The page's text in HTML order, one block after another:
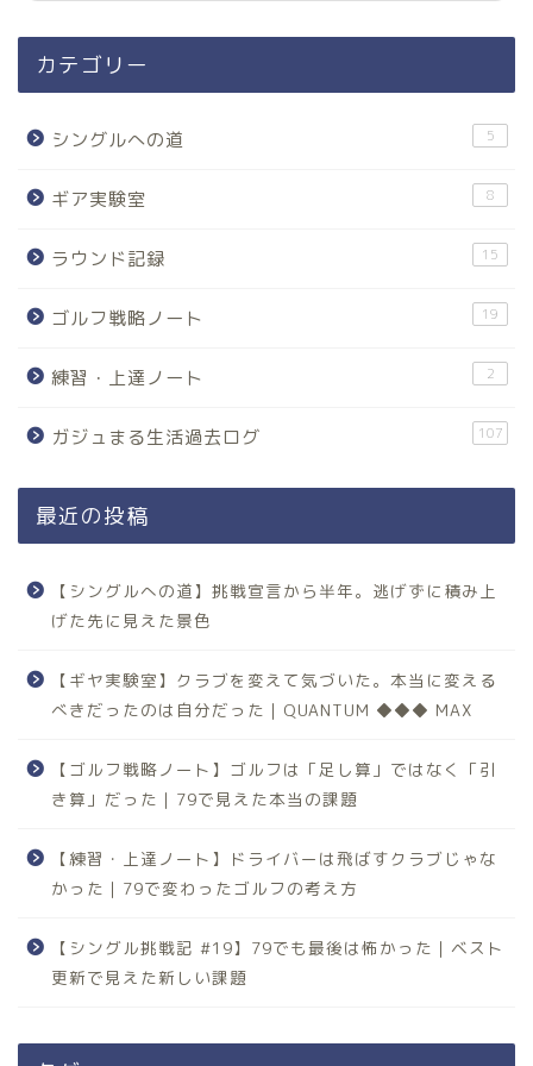
カテゴリー
シングルへの道 5
ギア実験室 8
ラウンド記録 15
ゴルフ戦略ノート 19
練習・上達ノート 2
ガジュまる生活過去ログ 107
最近の投稿
【シングルへの道】挑戦宣言から半年。逃げずに積み上
げた先に見えた景色
【ギヤ実験室】クラブを変えて気づいた。本当に変える
べきだったのは自分だった｜QUANTUM ◆◆◆ MAX
【ゴルフ戦略ノート】ゴルフは「足し算」ではなく「引
き算」だった｜79で見えた本当の課題
【練習・上達ノート】ドライバーは飛ばすクラブじゃな
かった｜79で変わったゴルフの考え方
【シングル挑戦記 #19】79でも最後は怖かった｜ベスト
更新で見えた新しい課題